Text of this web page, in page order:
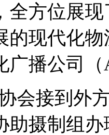
全方位展
的现代化
广播公司
会接到外
助摄制组